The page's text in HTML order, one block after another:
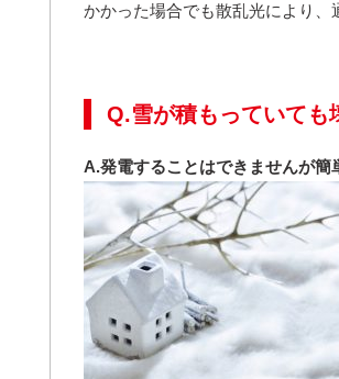
かかった場合でも散乱光により、
Q.雪が積もっていても
A.発電することはできませんが簡